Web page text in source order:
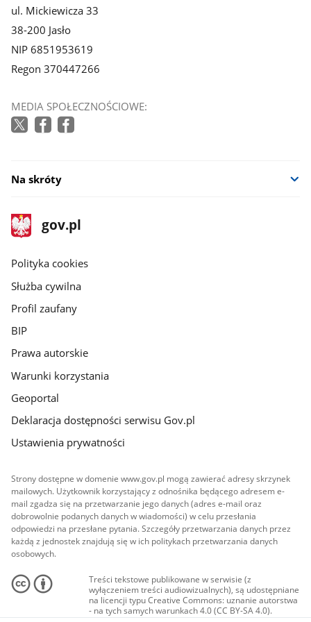
ul. Mickiewicza 33
38-200 Jasło
NIP 6851953619
Regon 370447266
MEDIA SPOŁECZNOŚCIOWE:
Na skróty
stopka
gov.pl
Strona
gov.pl
gov.pl
Polityka cookies
Służba cywilna
Profil zaufany
BIP
Prawa autorskie
Warunki korzystania
Geoportal
Deklaracja dostępności serwisu Gov.pl
Ustawienia prywatności
Strony dostępne w domenie www.gov.pl mogą zawierać adresy skrzynek
mailowych. Użytkownik korzystający z odnośnika będącego adresem e-
mail zgadza się na przetwarzanie jego danych (adres e-mail oraz
dobrowolnie podanych danych w wiadomości) w celu przesłania
odpowiedzi na przesłane pytania. Szczegóły przetwarzania danych przez
każdą z jednostek znajdują się w ich politykach przetwarzania danych
osobowych.
Treści tekstowe publikowane w serwisie (z
wyłączeniem treści audiowizualnych), są udostępniane
na licencji typu Creative Commons: uznanie autorstwa
- na tych samych warunkach 4.0 (CC BY-SA 4.0).